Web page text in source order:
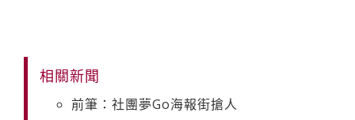
相關新聞
前筆：社團夢Go海報街搶人